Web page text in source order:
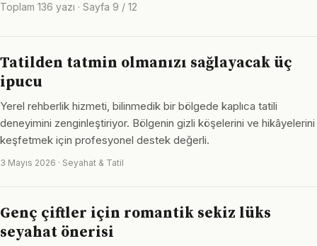
Toplam 136 yazı · Sayfa 9 / 12
Tatilden tatmin olmanızı sağlayacak üç
ipucu
Yerel rehberlik hizmeti, bilinmedik bir bölgede kaplıca tatili
deneyimini zenginleştiriyor. Bölgenin gizli köşelerini ve hikâyelerini
keşfetmek için profesyonel destek değerli.
3 Mayıs 2026 · Seyahat & Tatil
Genç çiftler için romantik sekiz lüks
seyahat önerisi